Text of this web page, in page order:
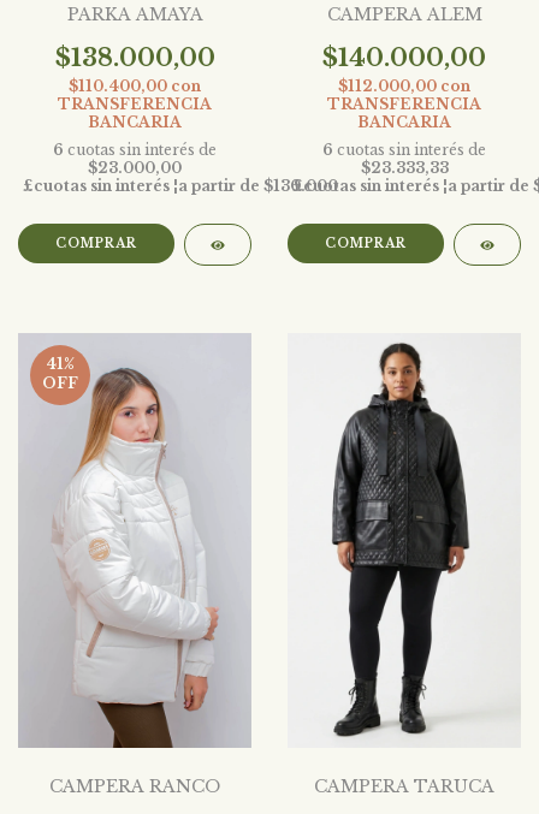
PARKA AMAYA
$138.000,00
$110.400,00 con
TRANSFERENCIA
BANCARIA
6 cuotas sin interés de
$23.000,00
COMPRAR
CAMPERA ALEM
$140.000,00
$112.000,00 con
TRANSFERENCIA
BANCARIA
6 cuotas sin interés de
$23.333,33
COMPRAR
41%
OFF
CAMPERA RANCO
CAMPERA TARUCA